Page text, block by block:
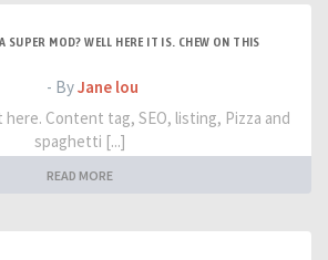
SUPER MOD? WELL HERE IT IS. CHEW ON THIS
- ByJane lou
here. Content tag, SEO, listing, Pizza and
spaghetti [...]
READ MORE